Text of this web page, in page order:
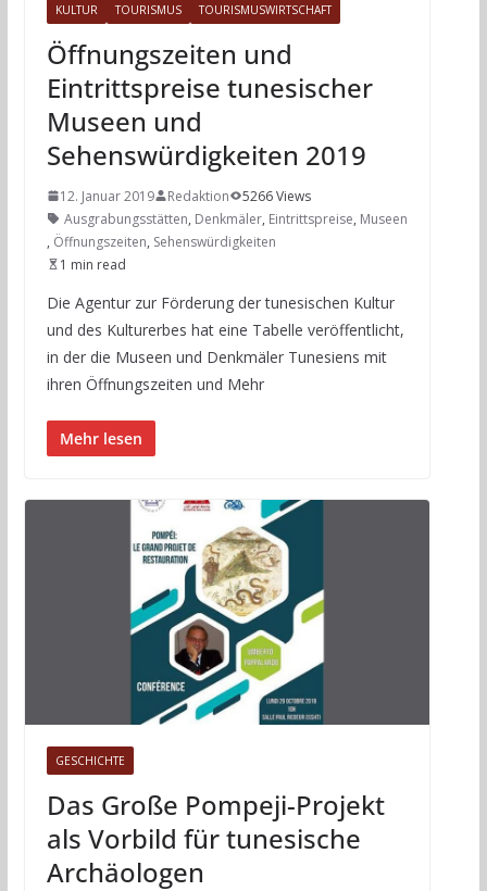
KULTUR TOURISMUS TOURISMUSWIRTSCHAFT
Öffnungszeiten und
Eintrittspreise tunesischer
Museen und
Sehenswürdigkeiten 2019
12. Januar 2019 Redaktion
5266 Views
Ausgrabungsstätten, Denkmäler, Eintrittspreise, Museen
, Öffnungszeiten, Sehenswürdigkeiten
1 min read
Die Agentur zur Förderung der tunesischen Kultur
und des Kulturerbes hat eine Tabelle veröffentlicht,
in der die Museen und Denkmäler Tunesiens mit
ihren Öffnungszeiten und Mehr
Mehr lesen
GESCHICHTE
Das Große Pompeji-Projekt
als Vorbild für tunesische
Archäologen